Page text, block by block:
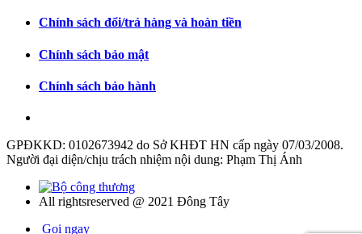
Chính sách đổi/trả hàng và hoàn tiền
Chính sách bảo mật
Chính sách bảo hành
GPĐKKD: 0102673942 do Sở KHĐT HN cấp ngày 07/03/2008.
Người đại diện/chịu trách nhiệm nội dung: Phạm Thị Ánh
All rightsreserved @ 2021 Đông Tây
Gọi ngay